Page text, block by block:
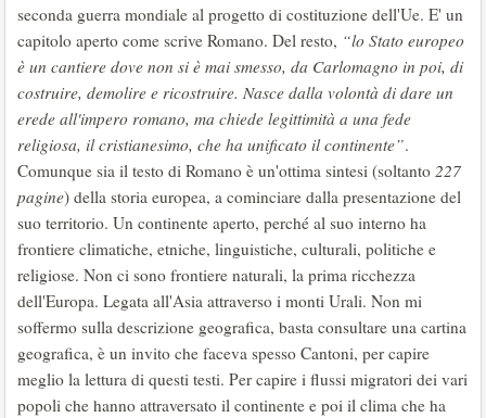
seconda guerra mondiale al progetto di costituzione dell'Ue. E' un
capitolo aperto come scrive Romano. Del resto, “lo Stato europeo
è un cantiere dove non si è mai smesso, da Carlomagno in poi, di
costruire, demolire e ricostruire. Nasce dalla volontà di dare un
erede all'impero romano, ma chiede legittimità a una fede
religiosa, il cristianesimo, che ha unificato il continente”.
Comunque sia il testo di Romano è un'ottima sintesi (soltanto 227
pagine) della storia europea, a cominciare dalla presentazione del
suo territorio. Un continente aperto, perché al suo interno ha
frontiere climatiche, etniche, linguistiche, culturali, politiche e
religiose. Non ci sono frontiere naturali, la prima ricchezza
dell'Europa. Legata all'Asia attraverso i monti Urali. Non mi
soffermo sulla descrizione geografica, basta consultare una cartina
geografica, è un invito che faceva spesso Cantoni, per capire
meglio la lettura di questi testi. Per capire i flussi migratori dei vari
popoli che hanno attraversato il continente e poi il clima che ha